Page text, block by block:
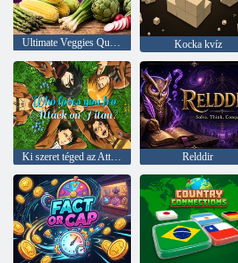
Ultimate Veggies Quiz Challenge Kocka kvíz
Ki szeret téged az Attack on Titanból? Relddir